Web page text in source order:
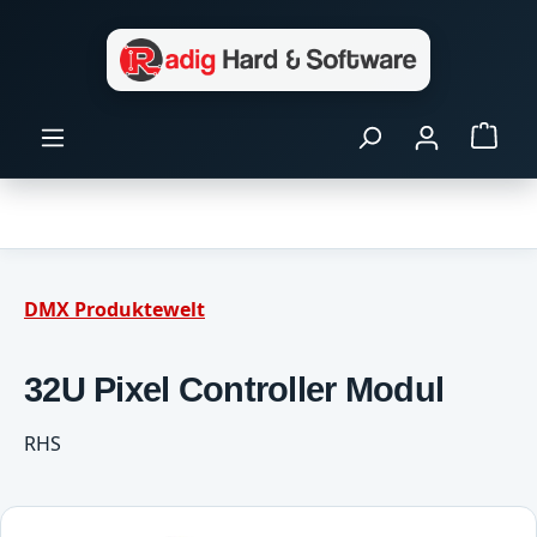
Zum Hauptinhalt springen
DMX Produktewelt
32U Pixel Controller Modul
RHS